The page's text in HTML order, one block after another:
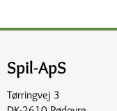
Spil-ApS
Tørringvej 3